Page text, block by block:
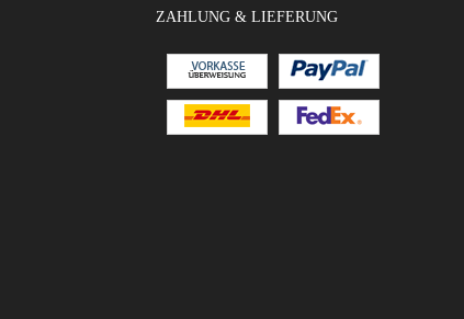
ZAHLUNG & LIEFERUNG